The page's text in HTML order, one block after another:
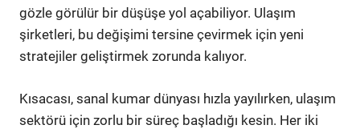
gözle görülür bir düşüşe yol açabiliyor. Ulaşım
şirketleri, bu değişimi tersine çevirmek için yeni
stratejiler geliştirmek zorunda kalıyor.
Kısacası, sanal kumar dünyası hızla yayılırken, ulaşım
sektörü için zorlu bir süreç başladığı kesin. Her iki